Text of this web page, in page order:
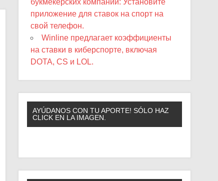
букмекерских компаний: Установите
приложение для ставок на спорт на
свой телефон.
Winline предлагает коэффициенты
на ставки в киберспорте, включая
DOTA, CS и LOL.
AYÚDANOS CON TU APORTE! SÓLO HAZ
CLICK EN LA IMAGEN.